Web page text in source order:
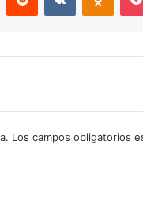
Los campos obligatorios